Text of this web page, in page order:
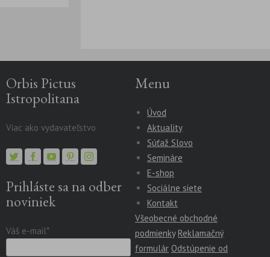
Orbis Pictus
Istropolitana
Viac ako vydavateľstvo
Prihláste sa na odber
noviniek
Váš e-mail*
Menu
Úvod
Aktuality
Súťaž Slovo
Semináre
E-shop
Sociálne siete
Kontakt
Všeobecné obchodné
podmienky Reklamačný
formulár Odstúpenie od